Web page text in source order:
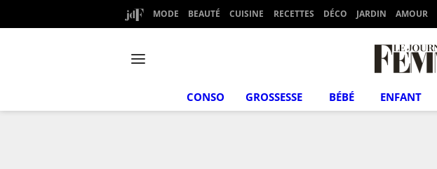
MODE BEAUTÉ CUISINE RECETTES DÉCO JARDIN AMOUR
CONSO GROSSESSE BÉBÉ ENFANT